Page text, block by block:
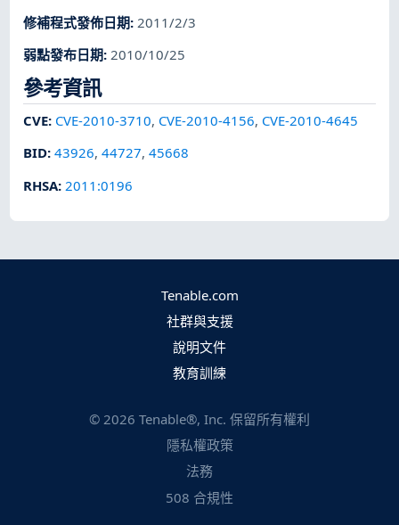
修補程式發佈日期: 2011/2/3
弱點發布日期:2010/10/25
參考資訊
CVE: CVE-2010-3710, CVE-2010-4156, CVE-2010-4645
BID:43926,44727,45668
RHSA: 2011:0196
Tenable.com
社群與支援
說明文件
教育訓練
© 2026 Tenable®, Inc. 保留所有權利
隱私權政策
法務
508 合規性